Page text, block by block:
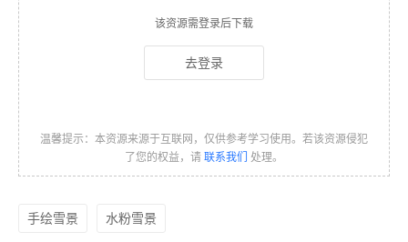
该资源需登录后下载
去登录
温馨提示：本资源来源于互联网，仅供参考学习使用。若该资源侵犯
了您的权益，请 联系我们 处理。
手绘雪景 水粉雪景